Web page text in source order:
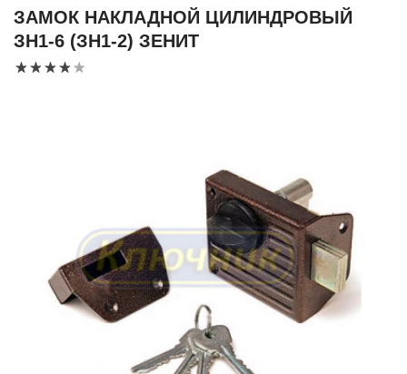
ЗАМОК НАКЛАДНОЙ ЦИЛИНДРОВЫЙ
ЗН1-6 (ЗН1-2) ЗЕНИТ